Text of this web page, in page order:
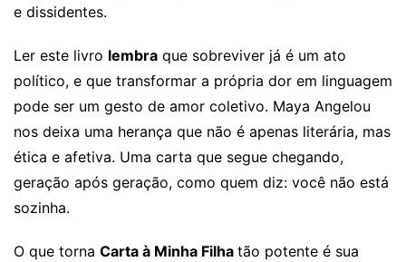
e dissidentes.
Ler este livro lembra que sobreviver já é um ato
político, e que transformar a própria dor em linguagem
pode ser um gesto de amor coletivo. Maya Angelou
nos deixa uma herança que não é apenas literária, mas
ética e afetiva. Uma carta que segue chegando,
geração após geração, como quem diz: você não está
sozinha.
O que torna Carta à Minha Filha tão potente é sua